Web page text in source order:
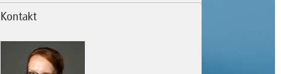
Kontakt